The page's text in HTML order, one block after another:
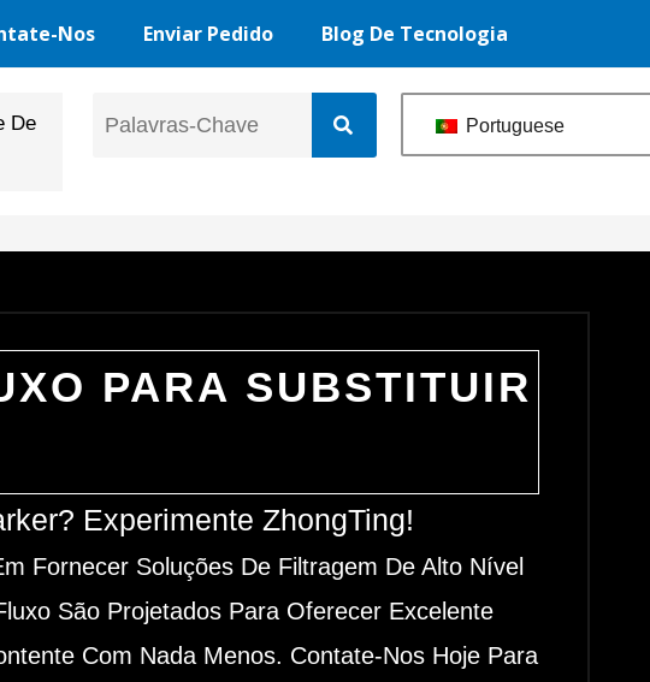
Nos Enviar Pedido Blog De Tecnologia
De
Portuguese
PARA SUBSTITUIR
Experimente ZhongTing!
Fornecer Soluções De Filtragem De Alto Nível
São Projetados Para Oferecer Excelente
Com Nada Menos. Contate-Nos Hoje Para